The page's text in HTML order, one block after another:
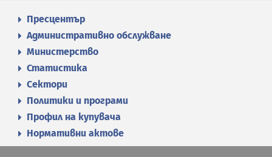
Пресцентър
Административно обслужване
Министерство
Статистика
Сектори
Политики и програми
Профил на купувача
Нормативни актове